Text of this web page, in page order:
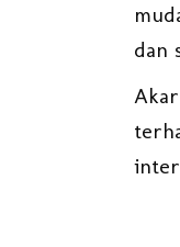
dan